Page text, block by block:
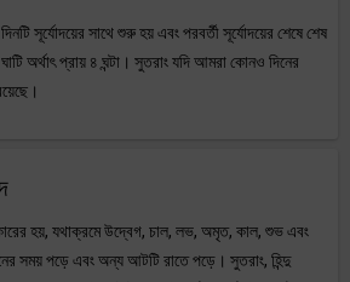
সূর্যোদয়ের সাথে শুরু হয় এবং পরবর্তী সূর্যোদয়ের শেষে শেষ
অর্থাৎ প্রায় ৪ ঘন্টা। সুতরাং যদি আমরা কোনও দিনের
হয়, যথাক্রমে উদ্বেগ, চাল, লভ, অমৃত, কাল, শুভ এবং
সময় পড়ে এবং অন্য আটটি রাতে পড়ে। সুতরাং, হিন্দু